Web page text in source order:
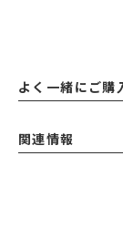
よく一緒にご購
関連情報